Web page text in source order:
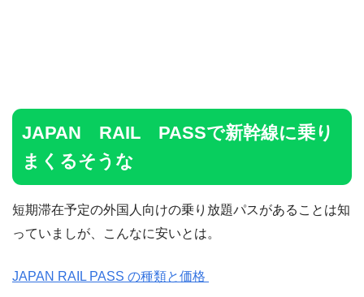
JAPAN RAIL PASSで新幹線に乗り
まくるそうな
短期滞在予定の外国人向けの乗り放題パスがあることは知
っていましが、こんなに安いとは。
JAPAN RAIL PASS の種類と価格